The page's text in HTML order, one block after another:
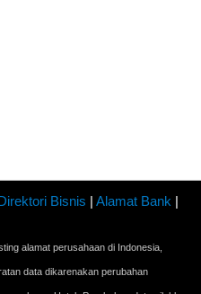
Bisnis | Alamat Bank |
alamat perusahaan di Indonesia,
data dikarenakan perubahan